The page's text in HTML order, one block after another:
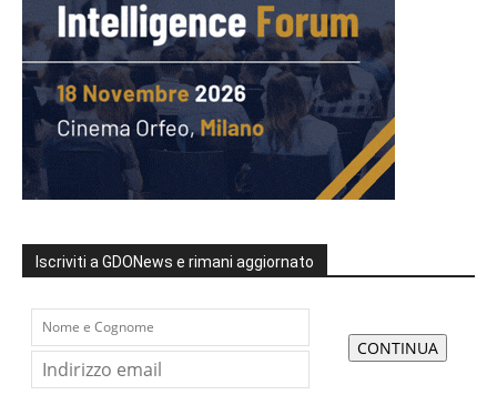
Iscriviti a GDONews e rimani aggiornato